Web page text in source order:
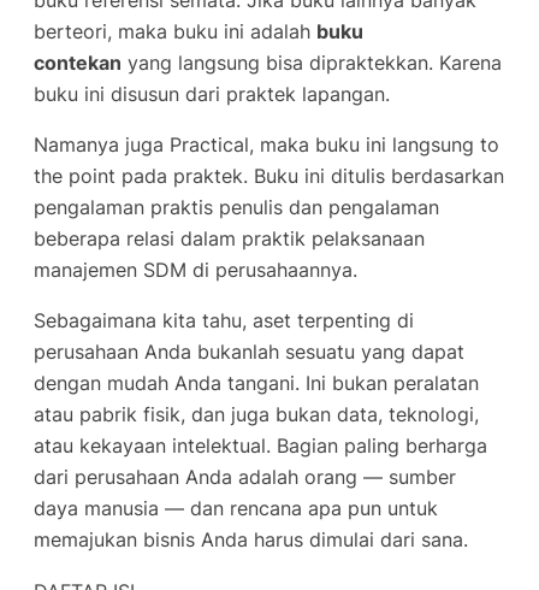
berteori, maka buku ini adalah buku
contekan yang langsung bisa dipraktekkan. Karena
buku ini disusun dari praktek lapangan.
Namanya juga Practical, maka buku ini langsung to
the point pada praktek. Buku ini ditulis berdasarkan
pengalaman praktis penulis dan pengalaman
beberapa relasi dalam praktik pelaksanaan
manajemen SDM di perusahaannya.
Sebagaimana kita tahu, aset terpenting di
perusahaan Anda bukanlah sesuatu yang dapat
dengan mudah Anda tangani. Ini bukan peralatan
atau pabrik fisik, dan juga bukan data, teknologi,
atau kekayaan intelektual. Bagian paling berharga
dari perusahaan Anda adalah orang — sumber
daya manusia — dan rencana apa pun untuk
memajukan bisnis Anda harus dimulai dari sana.